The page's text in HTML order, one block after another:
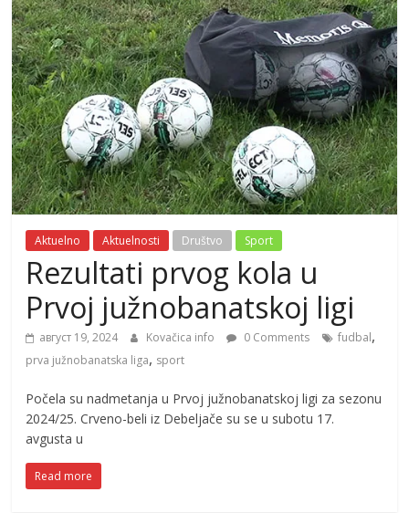
Aktuelno Aktuelnosti Društvo Sport
Rezultati prvog kola u
Prvoj južnobanatskoj ligi
август 19, 2024 Kovačica info 0 Comments fudbal,
prva južnobanatska liga, sport
Počela su nadmetanja u Prvoj južnobanatskoj ligi za sezonu
2024/25. Crveno-beli iz Debeljače su se u subotu 17.
avgusta u
Read more